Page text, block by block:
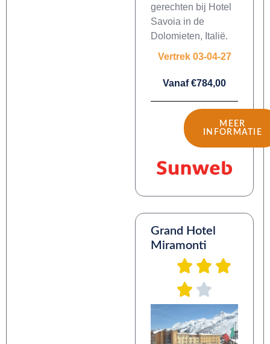
gerechten bij Hotel
Savoia in de
Dolomieten, Italië.
Vertrek 03-04-27
Vanaf €784,00
MEER
INFORMATIE
Grand Hotel
Miramonti